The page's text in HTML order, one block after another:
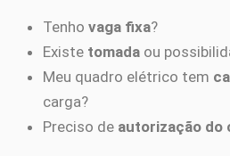
Tenho vaga fixa?
Existe tomada ou
Meu quadro elétrico tem
carga?
Preciso de autorização do